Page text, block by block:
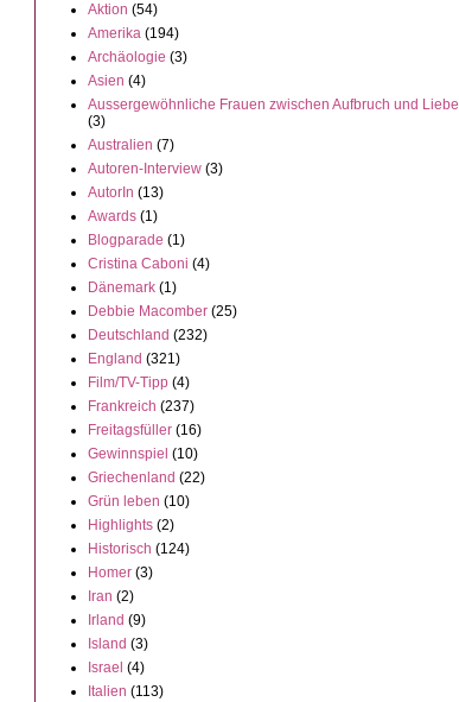
Aktion (54)
Amerika (194)
Archäologie (3)
Asien (4)
Aussergewöhnliche Frauen zwischen Aufbruch und Liebe
(3)
Australien (7)
Autoren-Interview (3)
AutorIn (13)
Awards (1)
Blogparade (1)
Cristina Caboni (4)
Dänemark (1)
Debbie Macomber (25)
Deutschland (232)
England (321)
Film/TV-Tipp (4)
Frankreich (237)
Freitagsfüller (16)
Gewinnspiel (10)
Griechenland (22)
Grün leben (10)
Highlights (2)
Historisch (124)
Homer (3)
Iran (2)
Irland (9)
Island (3)
Israel (4)
Italien (113)